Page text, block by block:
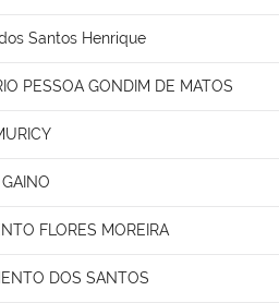
Santos Henrique
PESSOA GONDIM DE MATOS
FLORES MOREIRA
DOS SANTOS